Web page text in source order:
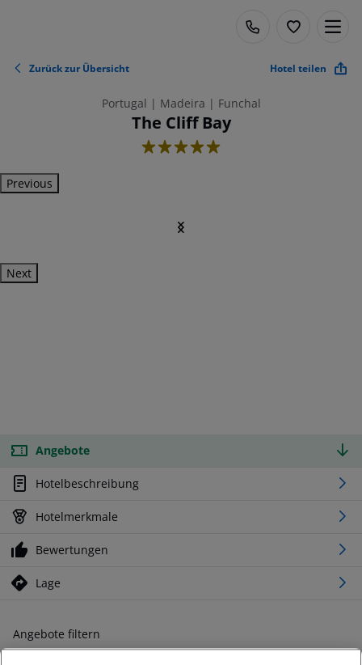
Zurück zur Übersicht Hotel teilen
Portugal | Madeira | Funchal
The Cliff Bay
5
Previous
Next
Angebote
Hotelbeschreibung
Hotelmerkmale
Bewertungen
Lage
Angebote filtern
Ändern Sie Ihre Kriterien nach Ihren Wünschen